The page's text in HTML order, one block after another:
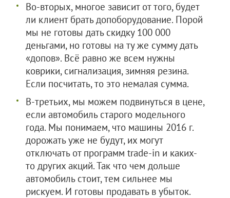
Во-вторых, многое зависит от того, будет
ли клиент брать допоборудование. Порой
мы не готовы дать скидку 100 000
деньгами, но готовы на ту же сумму дать
«допов». Всё равно же всем нужны
коврики, сигнализация, зимняя резина.
Если посчитать, то это немалая сумма.
В-третьих, мы можем подвинуться в цене,
если автомобиль старого модельного
года. Мы понимаем, что машины 2016 г.
дорожать уже не будут, их могут
отключать от программ trade-in и каких-
то других акций. Так что чем дольше
автомобиль стоит, тем сильнее мы
рискуем. И готовы продавать в убыток.